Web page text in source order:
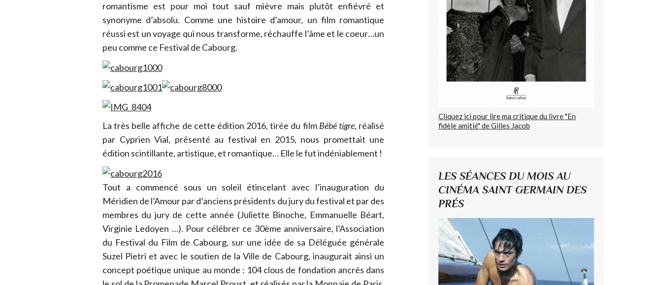
romantisme est pour moi tout sauf mièvre mais plutôt enfiévré et
synonyme d’absolu. Comme une histoire d’amour, un film romantique
réussi est un voyage qui nous transforme, réchauffe l’âme et le coeur…un
peu comme ce Festival de Cabourg.
La très belle affiche de cette édition 2016, tirée du film Bébé tigre, réalisé
par Cyprien Vial, présenté au festival en 2015, nous promettait une
édition scintillante, artistique, et romantique… Elle le fut indéniablement !
Tout a commencé sous un soleil étincelant avec l’inauguration du
Méridien de l’Amour par d’anciens présidents du jury du festival et par des
membres du jury de cette année (Juliette Binoche, Emmanuelle Béart,
Virginie Ledoyen …). Pour célébrer ce 30ème anniversaire, l’Association
du Festival du Film de Cabourg, sur une idée de sa Déléguée générale
Suzel Pietri et avec le soutien de la Ville de Cabourg, inaugurait ainsi un
concept poétique unique au monde : 104 clous de fondation ancrés dans
Cliquez ici pour lire ma critique du livre "En
fidèle amitié" de Gilles Jacob
LES SÉANCES DU MOIS AU
CINÉMA SAINT GERMAIN DES
PRÉS